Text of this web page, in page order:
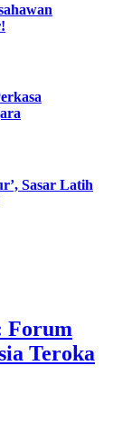
Sasar Latih
Forum
Teroka